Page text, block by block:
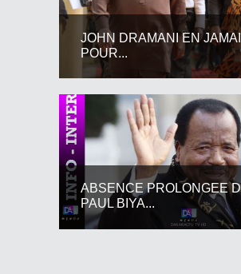
JOHN DRAMANI EN
POUR...
ABSENCE PROLONGEE
PAUL BIYA...